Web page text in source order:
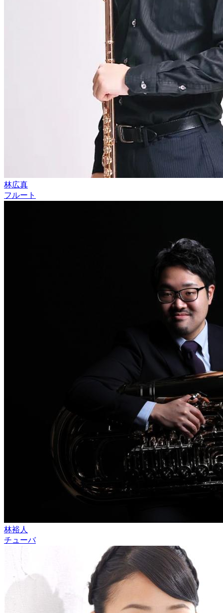
林広真
フルート
林裕人
チューバ